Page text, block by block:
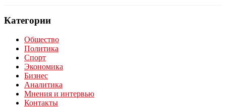
Категории
Общество
Политика
Спорт
Экономика
Бизнес
Аналитика
Мнения и интервью
Контакты